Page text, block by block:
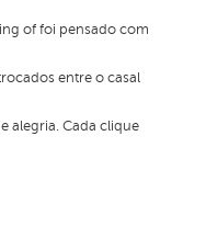
of foi pensado com
entre o casal
alegria. Cada clique